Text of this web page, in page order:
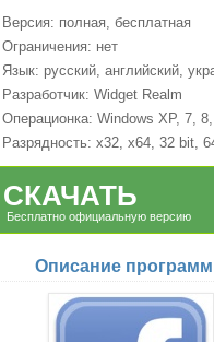
Версия: полная, бесплатная
Ограничения: нет
Язык: русский, английский,
Разработчик: Widget Realm
Операционка: Windows XP, 7,
Разрядность: x32, x64, 32 bit,
СКАЧАТЬ
Бесплатно официальную версию
Описание